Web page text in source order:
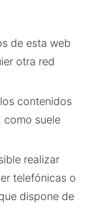
de esta web
otra red
contenidos
como suele
realizar
telefónicas o
dispone de